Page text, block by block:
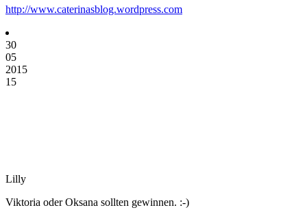
http://www.caterinasblog.wordpress.com
30
05
2015
15
Lilly
Viktoria oder Oksana sollten gewinnen. :-)